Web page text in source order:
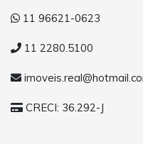
11 96621-0623
11 2280.5100
CRECI: 36.292-J